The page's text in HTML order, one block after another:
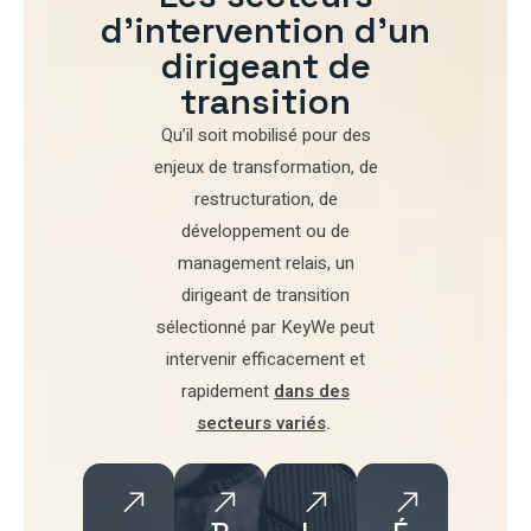
d'intervention d'un
dirigeant de
transition
Qu’il soit mobilisé pourdes
enjeux de transformation, de
restructuration, de
développementou de
management relais, un
dirigeant de transition
sélectionné par KeyWe peut
intervenir efficacement et
rapidement dans des
secteurs variés.